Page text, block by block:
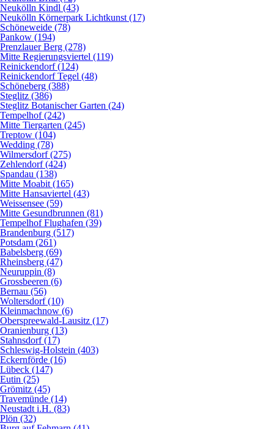
Neukölln Kindl (43)
Neukölln Körnerpark Lichtkunst (17)
Schöneweide (78)
Pankow (194)
Prenzlauer Berg (278)
Mitte Regierungsviertel (119)
Reinickendorf (124)
Reinickendorf Tegel (48)
Schöneberg (388)
Steglitz (386)
Steglitz Botanischer Garten (24)
Tempelhof (242)
Mitte Tiergarten (245)
Treptow (104)
Wedding (78)
Wilmersdorf (275)
Zehlendorf (424)
Spandau (138)
Mitte Moabit (165)
Mitte Hansaviertel (43)
Weissensee (59)
Mitte Gesundbrunnen (81)
Tempelhof Flughafen (39)
Brandenburg (517)
Potsdam (261)
Babelsberg (69)
Rheinsberg (47)
Neuruppin (8)
Grossbeeren (6)
Bernau (56)
Woltersdorf (10)
Kleinmachnow (6)
Oberspreewald-Lausitz (17)
Oranienburg (13)
Stahnsdorf (17)
Schleswig-Holstein (403)
Eckernförde (16)
Lübeck (147)
Eutin (25)
Grömitz (45)
Travemünde (14)
Neustadt i.H. (83)
Plön (32)